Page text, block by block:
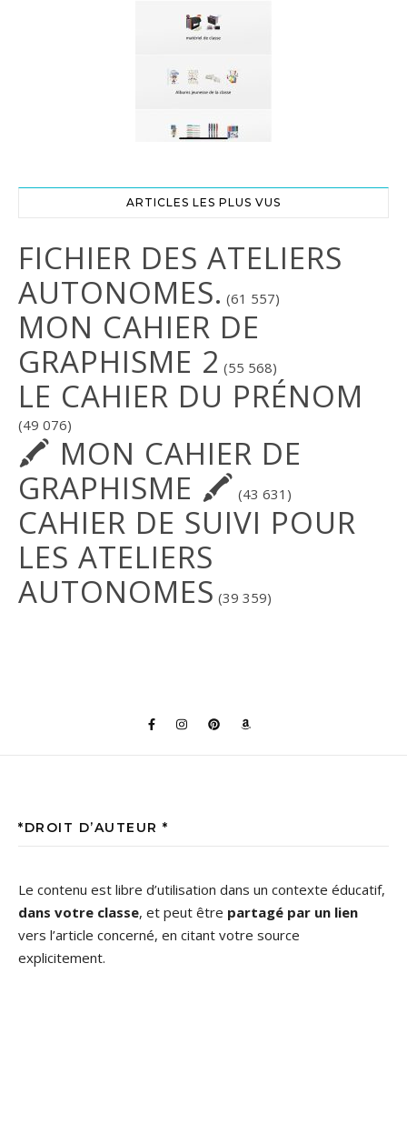
ARTICLES LES PLUS VUS
FICHIER DES ATELIERS
AUTONOMES. (61 557)
MON CAHIER DE
GRAPHISME 2 (55 568)
LE CAHIER DU PRÉNOM
(49 076)
🖍 MON CAHIER DE
GRAPHISME 🖍 (43 631)
CAHIER DE SUIVI POUR
LES ATELIERS
AUTONOMES (39 359)
*DROIT D’AUTEUR *
Le contenu est libre d’utilisation dans un contexte éducatif,
dans votre classe, et peut être partagé par un lien
vers l’article concerné, en citant votre source
explicitement.